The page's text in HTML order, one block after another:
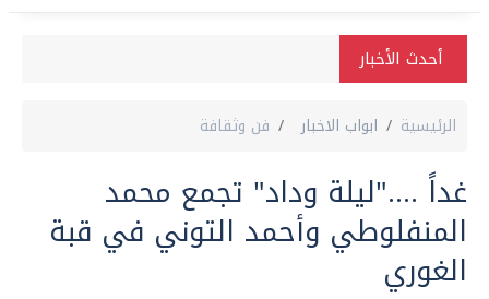
أحدث الأخبار
الرئيسية ابواب الاخبار فن وثقافة
غداً ...."ليلة وداد" تجمع محمد
المنفلوطي وأحمد التوني في قبة
الغوري